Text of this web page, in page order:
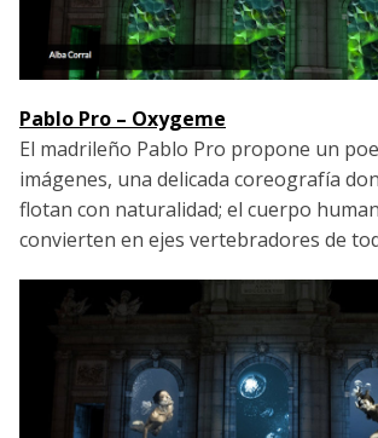
Pablo Pro – Oxygeme
El madrileño Pablo Pro propone un
imágenes, una delicada coreografía
flotan con naturalidad; el cuerpo
convierten en ejes vertebradores de